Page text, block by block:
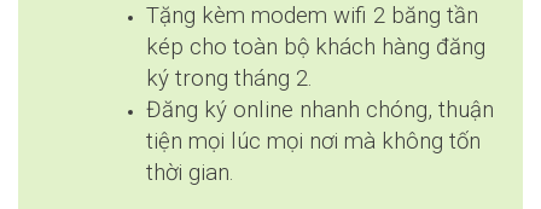
Tặng kèm modem wifi 2 băng tần
kép cho toàn bộ khách hàng đăng
ký trong tháng 2.
Đăng ký online nhanh chóng, thuận
tiện mọi lúc mọi nơi mà không tốn
thời gian.